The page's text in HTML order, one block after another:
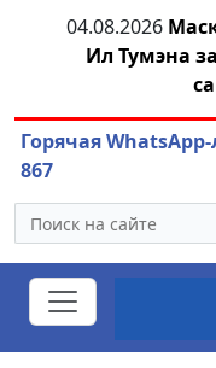
04.08.2026
Ил Тумэна
Горячая
867